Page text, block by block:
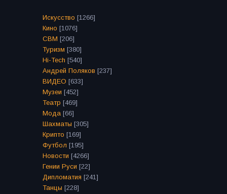
Искусство [1266]
Кино [1076]
СВМ [206]
Туризм [380]
Hi-Tech [540]
Андрей Поляков [237]
ВИДЕО [633]
Музеи [452]
Театр [469]
Мода [66]
Шахматы [305]
Крипто [169]
Футбол [195]
Новости [4266]
Гении Руси [22]
Дипломатия [241]
Танцы [228]